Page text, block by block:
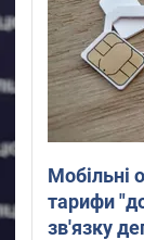
Мобільні
тарифи
зв'язку